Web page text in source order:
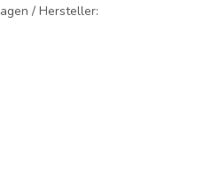
/ Hersteller: